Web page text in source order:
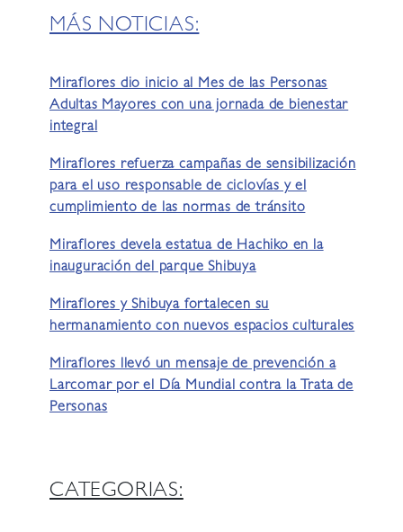
MÁS NOTICIAS:
Miraflores dio inicio al Mes de las Personas
Adultas Mayores con una jornada de bienestar
integral
Miraflores refuerza campañas de sensibilización
para el uso responsable de ciclovías y el
cumplimiento de las normas de tránsito
Miraflores devela estatua de Hachiko en la
inauguración del parque Shibuya
Miraflores y Shibuya fortalecen su
hermanamiento con nuevos espacios culturales
Miraflores llevó un mensaje de prevención a
Larcomar por el Día Mundial contra la Trata de
Personas
CATEGORIAS: